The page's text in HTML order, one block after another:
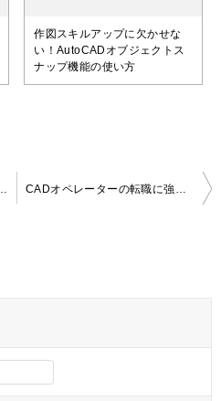
作図スキルアップに欠かせな
い！AutoCADオブジェクトス
ナップ機能の使い方
におすすめの本 5選｜独学にも最適！ CADオペレーターの転職に強いおすすめの転職サイト・転職エージェント７選